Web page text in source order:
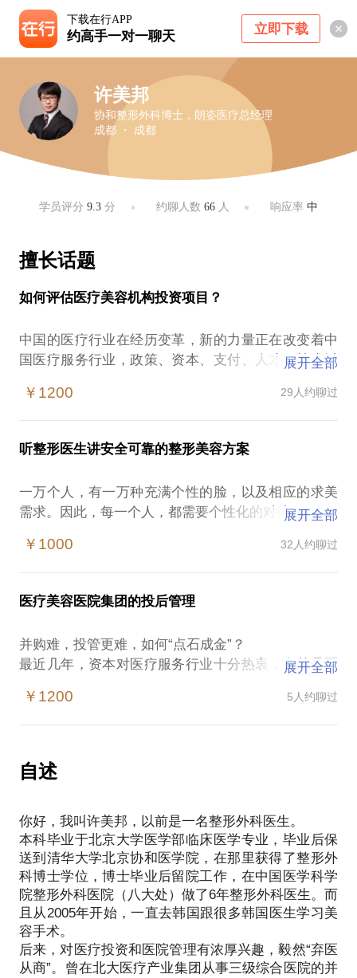
下载在行APP
约高手一对一聊天 立即下载
许美邦
协和整形外科博士，朗姿医疗总经理
成都 ・ 成都
学员评分9.3 分 约聊人数 66人 响应率 中
擅长话题
如何评估医疗美容机构投资项目？
中国的医疗行业在经历变革，新的力量正在改变着中
国医疗服务行业，政策、资本、支付、人才、技术以
展。
具市场活力的医疗专科细分领域。医疗美容，有她独
特的专业和行业特点，又渗透和交叉到各个医疗专科
朗姿股份（002612）如何成为“中国医美第一A股”？
医疗美容行业未来如何发展？什么趋势？
上市公司、基金、产业集团如何布局医疗美容行业？
盘手，我将以我的实际经验，以及结合国际医疗美容
展开全部
￥1200 29人约聊过
听整形医生讲安全可靠的整形美容方案
一万个人，有一万种充满个性的脸，以及相应的求美
需求。因此，每一个人，都需要个性化的对待。
外面的整形广告铺天盖地，网络上的经验之谈接踵而
息之后，大家仍然感觉迷茫。加上国内求美者能够得
到的透明信息少则又少，进而又造成大家对整形的一
以前在临床工作的时候，我们经常被沉重的工作负荷
压着，无法一一详细回答所有求美者的问题。很高兴
有了在行这个平台，我希望能与更多求美者分享客观
从临床角度分析你的脸部特征，找出加大你的个性魅
民营or公立医院？中国or韩国？如何选择适合自己的
医院和医生；
价格是多少？如何在自己的预算范围内达到最佳效
果；
与医院和医生沟通要注意哪些方面？如何清晰传递自
己的预期；
恢复过程怎么样，风险有哪些？帮你合理安排时间排
期。
展开全部
￥1000 32人约聊过
医疗美容医院集团的投后管理
​并购难，投管更难，如何“点石成金”？
最近几年，资本对医疗服务行业十分热衷，尤其是医
进入这个行业，但发现一个又一个“坑”，又跳入一个
医疗美容专业和行业特点，判断行业发展趋势，再结
合先进管理理念去经营。
投资人、管理者的多重思维与你分享医疗美容机构的
经营管理观点。
展开全部
￥1200 5人约聊过
自述
你好，我叫许美邦，以前是一名整形外科医生。
本科毕业于北京大学医学部临床医学专业，毕业后保
送到清华大学北京协和医学院，在那里获得了整形外
科博士学位，博士毕业后留院工作，在中国医学科学
院整形外科医院（八大处）做了6年整形外科医生。而
且从2005年开始，一直去韩国跟很多韩国医生学习美
容手术。
后来，对医疗投资和医院管理有浓厚兴趣，毅然“弃医
从商”。曾在北大医疗产业集团从事三级综合医院的并